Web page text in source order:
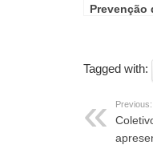
Prevenção
Tagged with:
Previous: